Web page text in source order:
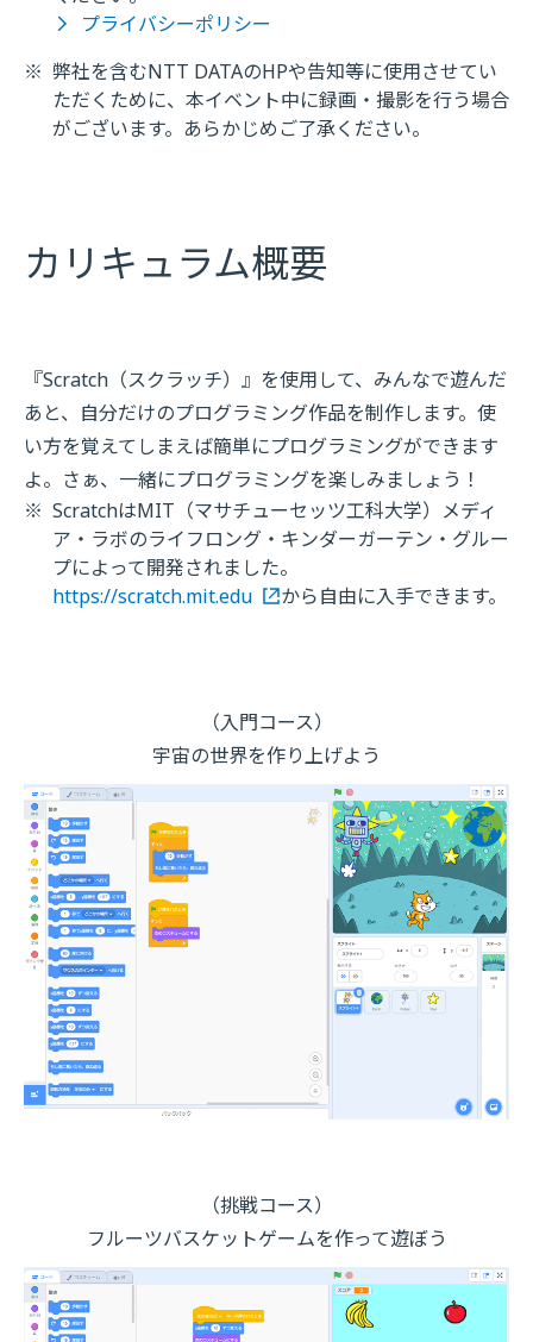
プライバシーポリシー
※ 弊社を含むNTT DATAのHPや告知等に使用させてい
ただくために、本イベント中に録画・撮影を行う場合
がございます。あらかじめご了承ください。
カリキュラム概要
『Scratch（スクラッチ）』を使用して、みんなで遊んだ
あと、自分だけのプログラミング作品を制作します。使
い方を覚えてしまえば簡単にプログラミングができます
よ。さぁ、一緒にプログラミングを楽しみましょう！
※ ScratchはMIT（マサチューセッツ工科大学）メディ
ア・ラボのライフロング・キンダーガーテン・グルー
プによって開発されました。
https://scratch.mit.edu
から自由に入手できます。
（入門コース）
宇宙の世界を作り上げよう
（挑戦コース）
フルーツバスケットゲームを作って遊ぼう